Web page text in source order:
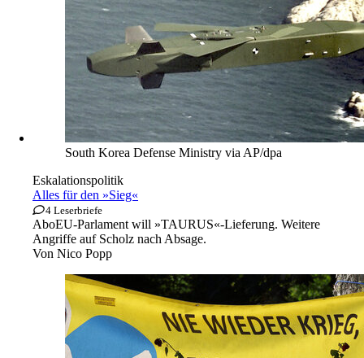
South Korea Defense Ministry via AP/dpa
Eskalationspolitik
Alles für den »Sieg«
4 Leserbriefe
AboEU-Parlament will »TAURUS«-Lieferung. Weitere
Angriffe auf Scholz nach Absage.
Von Nico Popp